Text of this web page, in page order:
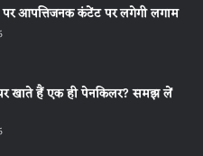
पर आपत्तिजनक कंटेंट पर लगेगी लगाम
पर खाते हैं एक ही पेनकिलर? समझ लें